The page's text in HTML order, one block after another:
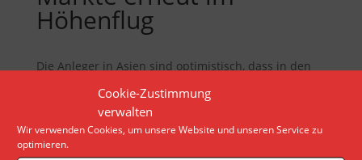
Cookie-Zustimmung
verwalten
Wir verwenden Cookies, um unsere Website und unseren Service zu
optimieren.
Höhenflug
Die Anleger in Asien sind optimistisch, dass in den
USA im September die Zinsen gesenkt werden. Der
Rohstoffmarkt ist auf dem besten Weg, die vierte
Woche in Folge zu steigen.